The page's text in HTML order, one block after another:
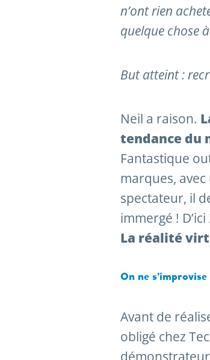
n’ont rien
quelque chose
But atteint :
Neil a raison.
tendance du
Fantastique
marques,
spectateur, il
immergé !
La réalité
On ne
Avant de
obligé chez